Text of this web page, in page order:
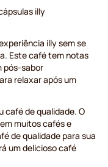
illy
illy sem se
Este café tem notas
pós-sabor
relaxar após um
café de qualidade. O
muitos cafés e
de qualidade para sua
um delicioso café